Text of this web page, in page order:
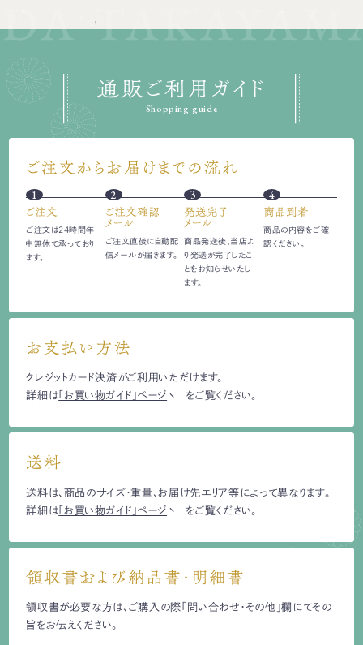
通販ご利用ガイド
Shopping guide
ご注文からお届けまでの流れ
1
ご注文
ご注文は24時間年
中無休で承っており
ます。
2
ご注文確認
メール
ご注文直後に自動配
信 メールが届きます。
3
発送完了
メール
商品発送後、当店よ
り発送が完了したこ
とをお知らせいたし
ます。
4
商品到着
商品の内容をご確
認ください。
お支払い方法
クレジットカード決済がご利用いただけます。
詳細は 「お買い物ガイド」ページ をご覧ください。
送料
送料は、商品のサイズ・重量、お届け先エリア等によって異なります。
詳細は「お買い物ガイド」ページ をご覧ください。
領収書および納品書・明細書
領収書が必要な方は、ご購入の際「問い合わせ・その他」欄にてその
旨をお伝えください。